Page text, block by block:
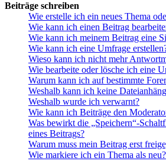
Beiträge schreiben
Wie erstelle ich ein neues Thema
Wie kann ich einen Beitrag
Wie kann ich meinem Beitrag eine
Wie kann ich eine Umfrage
Wieso kann ich nicht mehr
Wie bearbeite oder lösche ich eine
Warum kann ich auf bestimmte
Weshalb kann ich keine
Weshalb wurde ich verwarnt?
Wie kann ich Beiträge den
Was bewirkt die „Speichern“-
eines Beitrags?
Warum muss mein Beitrag erst
Wie markiere ich ein Thema als neu?